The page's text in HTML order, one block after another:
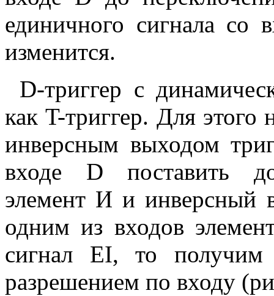
единичного сигнала со
изменится.
D-триггер с
как T-триггер. Для
инверсным выходом
входе D поставить
элемент И и инверсный
одним из входов
сигнал EI, то получим
разрешением по входу